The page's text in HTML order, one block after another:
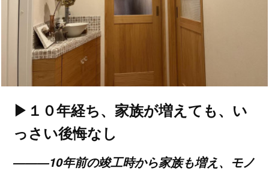
▶１０年経ち、家族が増えても、い
っさい後悔なし
―――10年前の竣工時から家族も増え、モノ